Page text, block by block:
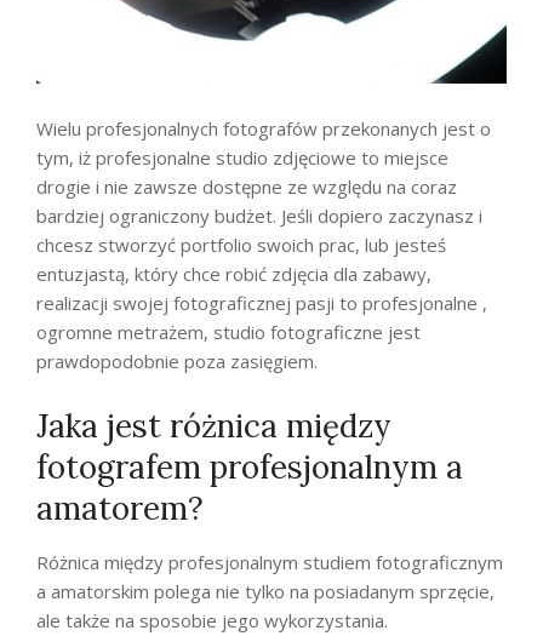
Wielu profesjonalnych fotografów przekonanych jest o
tym, iż profesjonalne studio zdjęciowe to miejsce
drogie i nie zawsze dostępne ze względu na coraz
bardziej ograniczony budżet. Jeśli dopiero zaczynasz i
chcesz stworzyć portfolio swoich prac, lub jesteś
entuzjastą, który chce robić zdjęcia dla zabawy,
realizacji swojej fotograficznej pasji to profesjonalne ,
ogromne metrażem, studio fotograficzne jest
prawdopodobnie poza zasięgiem.
Jaka jest różnica między
fotografem profesjonalnym a
amatorem?
Różnica między profesjonalnym studiem fotograficznym
a amatorskim polega nie tylko na posiadanym sprzęcie,
ale także na sposobie jego wykorzystania.